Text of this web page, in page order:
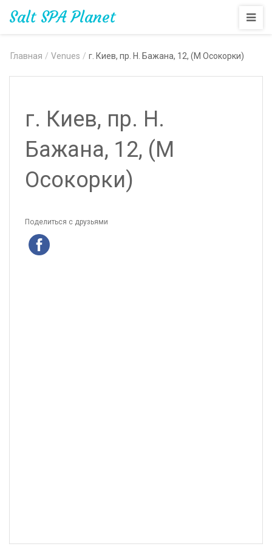
Salt SPA Planet
Главная / Venues / г. Киев, пр. Н. Бажана, 12, (М Осокорки)
г. Киев, пр. Н.
Бажана, 12, (М
Осокорки)
Поделиться с друзьями